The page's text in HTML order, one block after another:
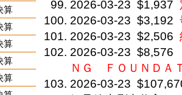
算
算
算
算
算
2026-03-23 $1,937
2026-03-23 $3,192
2026-03-23 $2,506
2026-03-23 $8,576
ＮＧ ＦＯＵＮＤＡ
2026-03-23